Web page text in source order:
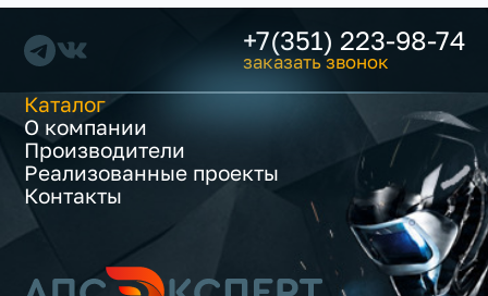
+7(351) 223-98-74
заказать звонок
Каталог
О компании
Производители
Реализованные проекты
Контакты